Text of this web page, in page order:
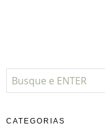
CATEGORIAS